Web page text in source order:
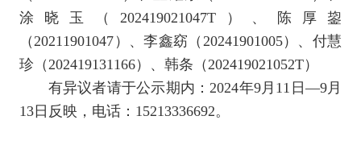
校企交流
校友公益
人才招聘
涂晓玉（202419021047T）、陈厚鋆
（20211901047）、李鑫窈（20241901005）、付慧
珍（202419131166）、韩条（202419021052T）
有异议者请于公示期内：2024年9月11日—9月
13日反映，电话：15213336692。